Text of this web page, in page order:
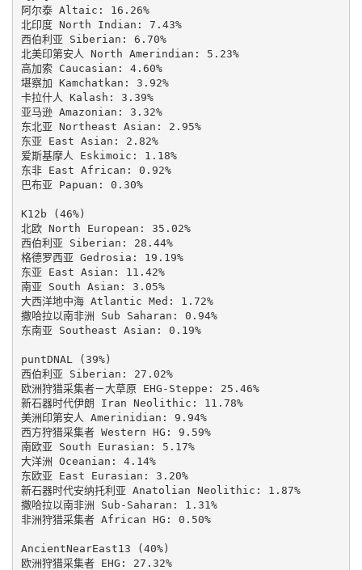
阿尔泰 Altaic: 16.26%
北印度 North Indian: 7.43%
西伯利亚 Siberian: 6.70%
北美印第安人 North Amerindian: 5.23%
高加索 Caucasian: 4.60%
堪察加 Kamchatkan: 3.92%
卡拉什人 Kalash: 3.39%
亚马逊 Amazonian: 3.32%
东北亚 Northeast Asian: 2.95%
东亚 East Asian: 2.82%
爱斯基摩人 Eskimoic: 1.18%
东非 East African: 0.92%
巴布亚 Papuan: 0.30%
K12b (46%)
北欧 North European: 35.02%
西伯利亚 Siberian: 28.44%
格德罗西亚 Gedrosia: 19.19%
东亚 East Asian: 11.42%
南亚 South Asian: 3.05%
大西洋地中海 Atlantic Med: 1.72%
撒哈拉以南非洲 Sub Saharan: 0.94%
东南亚 Southeast Asian: 0.19%
puntDNAL (39%)
西伯利亚 Siberian: 27.02%
欧洲狩猎采集者－大草原 EHG-Steppe: 25.46%
新石器时代伊朗 Iran Neolithic: 11.78%
美洲印第安人 Amerinidian: 9.94%
西方狩猎采集者 Western HG: 9.59%
南欧亚 South Eurasian: 5.17%
大洋洲 Oceanian: 4.14%
东欧亚 East Eurasian: 3.20%
新石器时代安纳托利亚 Anatolian Neolithic: 1.87%
撒哈拉以南非洲 Sub-Saharan: 1.31%
非洲狩猎采集者 African HG: 0.50%
AncientNearEast13 (40%)
欧洲狩猎采集者 EHG: 27.32%